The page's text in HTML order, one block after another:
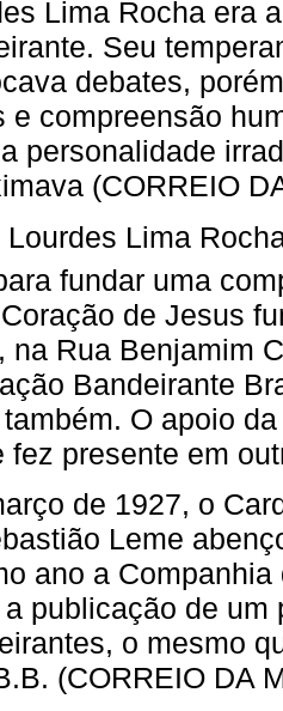
Lima Rocha era
Seu
debates,
e compreensão
personalidade
(CORREIO
Lourdes Lima
fundar uma
de Jesus
na Rua Benjamim
Bandeirante
O apoio
fez presente em
de 1927, o
Leme
ano a
publicação de um
o mesmo
(CORREIO DA